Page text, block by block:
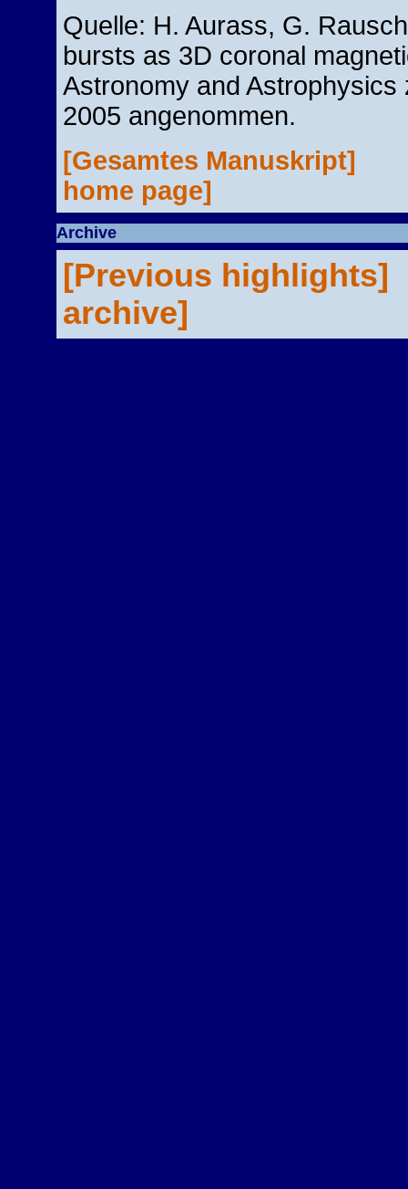
Quelle: H. Aurass, G.
bursts as 3D coronal
Astronomy and
2005 angenommen.
[Gesamtes Manuskript]
home page]
Archive
[Previous highlights]
archive]